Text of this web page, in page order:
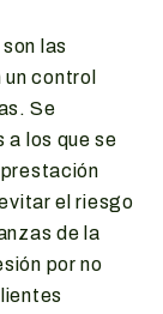
las
control
Se
a los que se
el riesgo
de la
por no